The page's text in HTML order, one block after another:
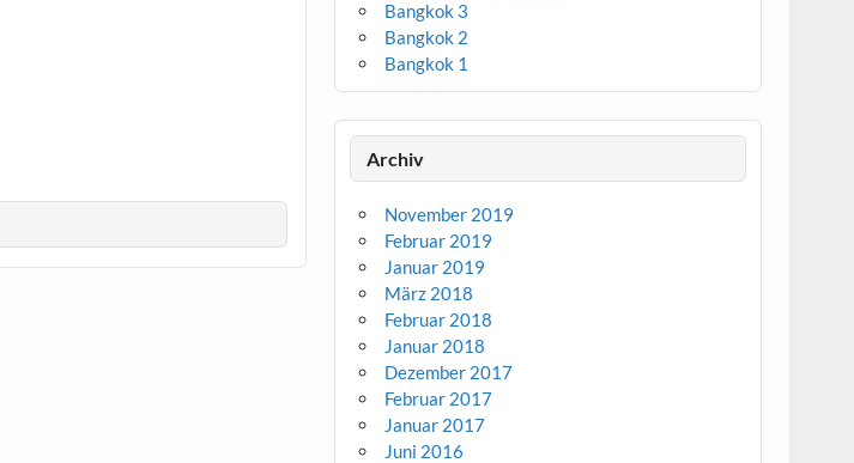
Bangkok 3
Bangkok 2
Bangkok 1
Archiv
November 2019
Februar 2019
Januar 2019
März 2018
Februar 2018
Januar 2018
Dezember 2017
Februar 2017
Januar 2017
Juni 2016